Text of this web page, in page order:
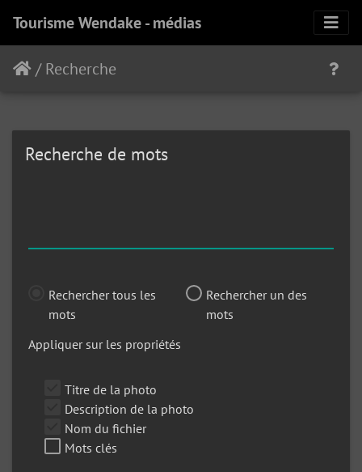
Tourisme Wendake - médias
/Recherche
Recherche de mots
Rechercher tous les
mots
Rechercher un des
mots
Appliquer sur les propriétés
Titre de la photo
Description de la photo
Nom du fichier
Mots clés